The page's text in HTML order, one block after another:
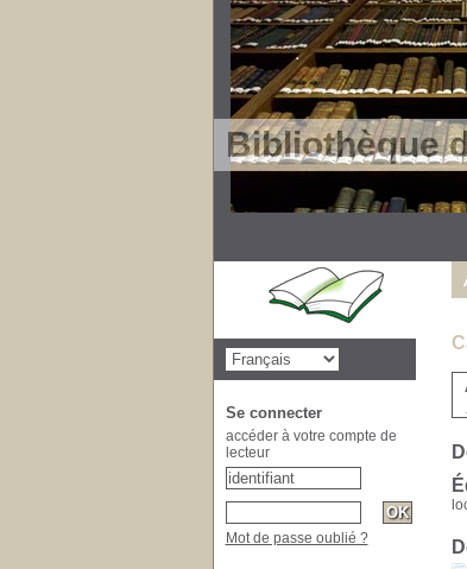
Bibliothèque
Se connecter
accéder à votre compte de
lecteur
Mot de passe oublié ?